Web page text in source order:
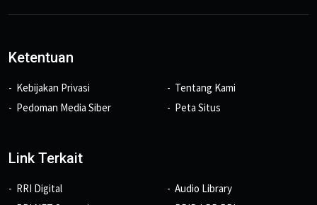
Ketentuan
Kebijakan Privasi
Pedoman Media Siber
Tentang Kami
Peta Situs
Link Terkait
RRI Digital
Audio Library